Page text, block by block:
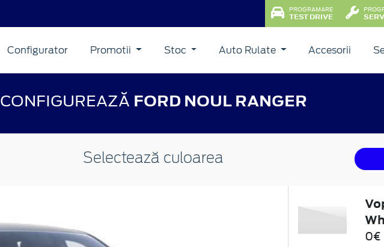
PROGRAMARE
TEST DRIVE
Configurator Promotii Stoc Auto Rulate Accesorii
CONFIGUREAZĂ FORD NOUL RANGER
Selectează culoarea
0€